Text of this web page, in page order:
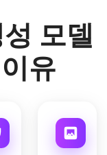
모델
유